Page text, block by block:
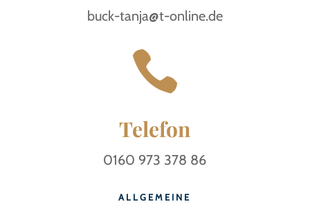
buck-tanja@t-online.de

Telefon
0160 973 378 86
ALLGEMEINE